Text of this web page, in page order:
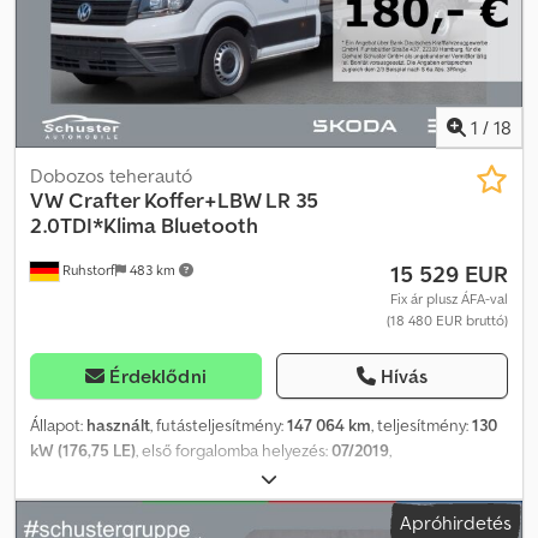
forgalomba helyezéssel, vagy értékesítés előtt még megkapják
azt.* ... A változtatás, előzetes értékesítés és tévedés jogát
fenntartjuk. Credswqza Hspfx Aqxsf
1 / 18
Ruhstorf 483 km
Dobozos teherautó
VWCrafter Koffer+LBW LR 35
2.0TDI*Klima Bluetooth
15 529 EUR
Fix ár plusz ÁFA-val
(18 480 EUR bruttó)
Érdeklődni Hívás
Állapot: használt, futásteljesítmény:147 064 km, teljesítmény:130
kW (176,75 LE), első forgalomba helyezés:07/2019,
, üzemanyag:
osztály:Euro 6, Gyártási év:2019, Felszereltség:ABS, elektronikus
stabilitásprogram (ESP), emelőhátfal, fedélzeti számítógép,
Apróhirdetés